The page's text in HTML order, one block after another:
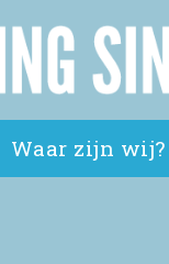
Waar zijn wij?